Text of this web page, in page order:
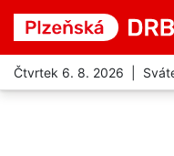
Čtvrtek 6. 8. 2026 |